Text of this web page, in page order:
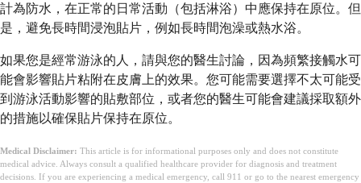
計為防水，在正常的日常活動（包括淋浴）中應保持在原位。但
是，避免長時間浸泡貼片，例如長時間泡澡或熱水浴。
如果您是經常游泳的人，請與您的醫生討論，因為頻繁接觸水可
能會影響貼片粘附在皮膚上的效果。您可能需要選擇不太可能受
到游泳活動影響的貼敷部位，或者您的醫生可能會建議採取額外
的措施以確保貼片保持在原位。
Medical Disclaimer: This article is for informational purposes only and does not constitute
medical advice. Always consult a qualified healthcare provider for diagnosis and treatment
decisions. If you are experiencing a medical emergency, call 911 or go to the nearest emergency